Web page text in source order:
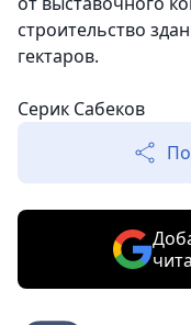
строительство
гектаров.
Серик Сабеков